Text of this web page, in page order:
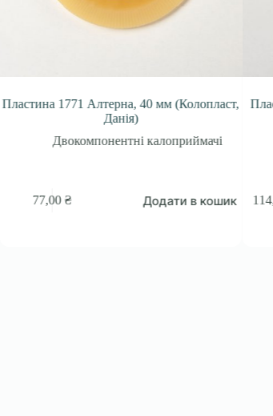
1771 Алтерна, 40 мм (Колопласт,
Двокомпонентні калоприймачі
₴ Додати в кошик
Пластина
114,00₴